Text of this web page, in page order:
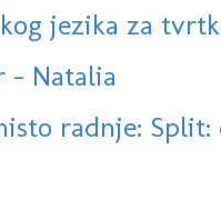
jezika za
- Natalia
radnje: Split: